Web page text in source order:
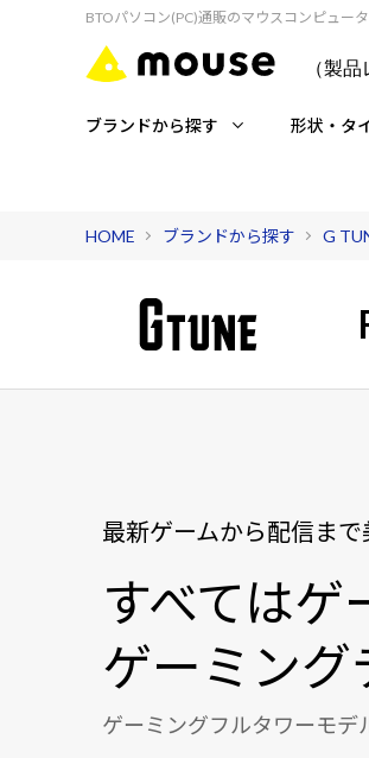
BTOパソコン(PC)通販のマウスコンピュータ
（製
ブランドから探す 形状・タ
HOME ブランドから探す G
最新ゲームから配信ま
すべてはゲ
ゲーミング
ゲーミングフルタワーモデ